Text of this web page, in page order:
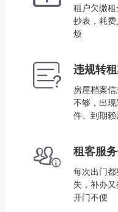
租户欠缴
抄表，耗
烦
违规转
房屋档案
不够，出
件、到期
租客服
每次出门
失，补办
开门不便